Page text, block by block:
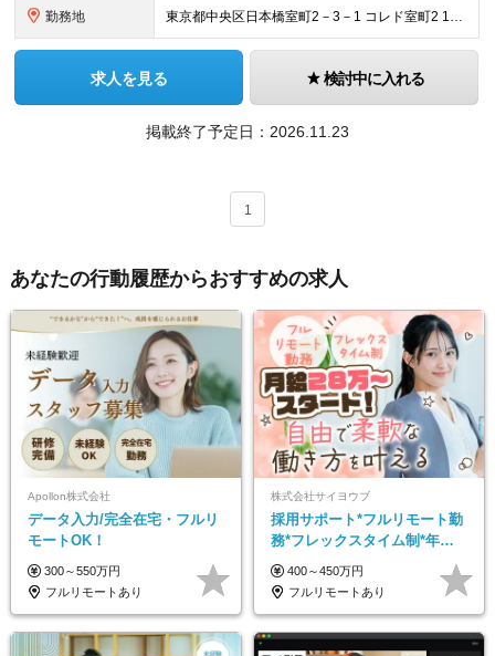
勤務地 東京都中央区日本橋室町2－3－1 コレド室町2 10階 ・事業所は本社（東京）のみですので、転勤はございません。 担当する案件により、出張をしていただくことはございます。 (変更の範囲)上記を除
求人を見る 検討中に入れる
掲載終了予定日： 2026.11.23
1
あなたの行動履歴からおすすめの求人
Apollon株式会社
データ入力/完全在宅・フルリ
モートOK！
300～550万円
フルリモートあり
株式会社サイヨウブ
採用サポート*フルリモート勤
務*フレックスタイム制*年休
120日*土日祝休み*残業ほぼな
し*育児中社員8割以上
400～450万円
フルリモートあり